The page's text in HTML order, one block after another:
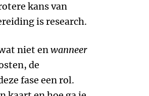
kans van
is research.
niet enwanneer
de
fase een rol.